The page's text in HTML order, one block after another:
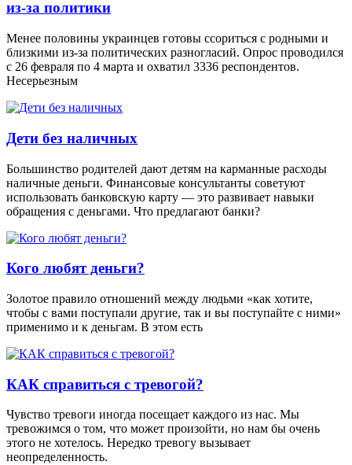
из-за политики
Менее половины украинцев готовы ссориться с родными и
близкими из-за политических разногласий. Опрос проводился
с 26 февраля по 4 марта и охватил 3336 респондентов.
Несерьезным
Дети без наличных
Большинство родителей дают детям на карманные расходы
наличные деньги. Финансовые консультанты советуют
использовать банковскую карту — это развивает навыки
обращения с деньгами. Что предлагают банки?
Кого любят деньги?
Золотое правило отношений между людьми «как хотите,
чтобы с вами поступали другие, так и вы поступайте с ними»
применимо и к деньгам. В этом есть
КАК справиться с тревогой?
Чувство тревоги иногда посещает каждого из нас. Мы
тревожимся о том, что может произойти, но нам бы очень
этого не хотелось. Нередко тревогу вызывает
неопределенность.